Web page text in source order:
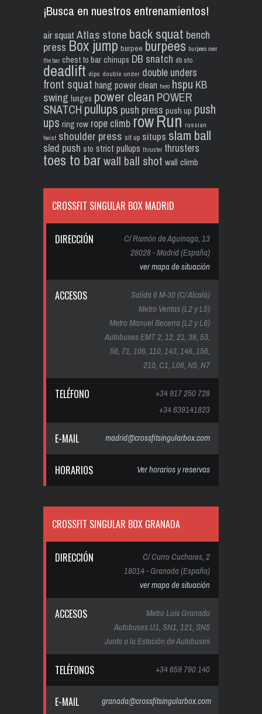
¡Busca en nuestros entrenamientos!
air squat Atlas stone back squat bench
press Box jump burpee burpees burpees over
the bar chest to bar chinups DB snatch db sto
deadlift dips double under double unders
front squat hang power clean hero hspu KB
swing lunges power clean POWER
SNATCH pullups push press push up push
ups ring row rope climb rowRun russian
twist shoulder press sit up situps slam ball
sled push sto strict pullups thruster thrusters
toes to barwall ball shot wall climb
CROSSFIT SINGULAR BOX MADRID
DIRECCIÓN
C/ Ramón de Aguinaga, 13
28028 - Madrid (España)
ver mapa de situación
ACCESOS
Salida 6 M-30 (C/ Alcalá)
Metro Ventas (L2 y L5)
Metro Manuel Becerra (L2 y L6)
Autobuses EMT 2, 12, 21, 38, 53,
56, 71, 106, 110, 143, 146, 156,
210, C1, L06, N5, N7
TELÉFONO
+34 917 250 728
+34 639141823
E-MAIL madrid@crossfitsingularbox.com
HORARIOS Ver horarios y reservas
CROSSFIT SINGULAR BOX GRANADA
DIRECCIÓN
C/ Curro Cuchares, 2
18014 - Granada (España)
ver mapa de situación
ACCESOS
Metro Luis Granado
Autobuses U1, SN1, 121, SN5
Junto a la Estación de Autobuses
TELÉFONOS +34 659 790 140
E-MAIL granada@crossfitsingularbox.com